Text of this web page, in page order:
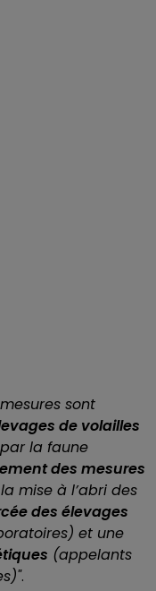
sont
de volailles
la faune
des mesures
mise à l’abri des
des élevages
et une
(appelants
.